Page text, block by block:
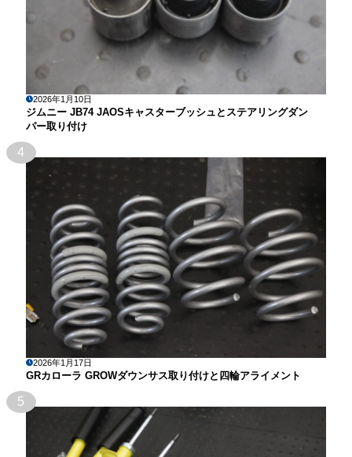
2026年1月10日
ジムニー JB74 JAOSキャスターブッシュとステアリングダン
パー取り付け
4
2026年1月17日
GRカローラ GROWダウンサス取り付けと四輪アライメント
5